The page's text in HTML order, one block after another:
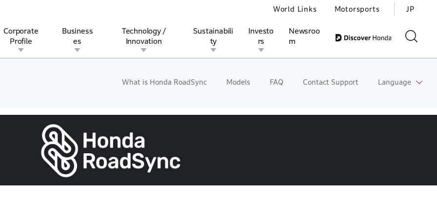
Corporate
Profile
Business
es
Technology /
Innovation
Sustainabili
ty
Investo
rs
Newsroo
m
World Links Motorsports JP
What is Honda RoadSync Models FAQ Contact Support Language